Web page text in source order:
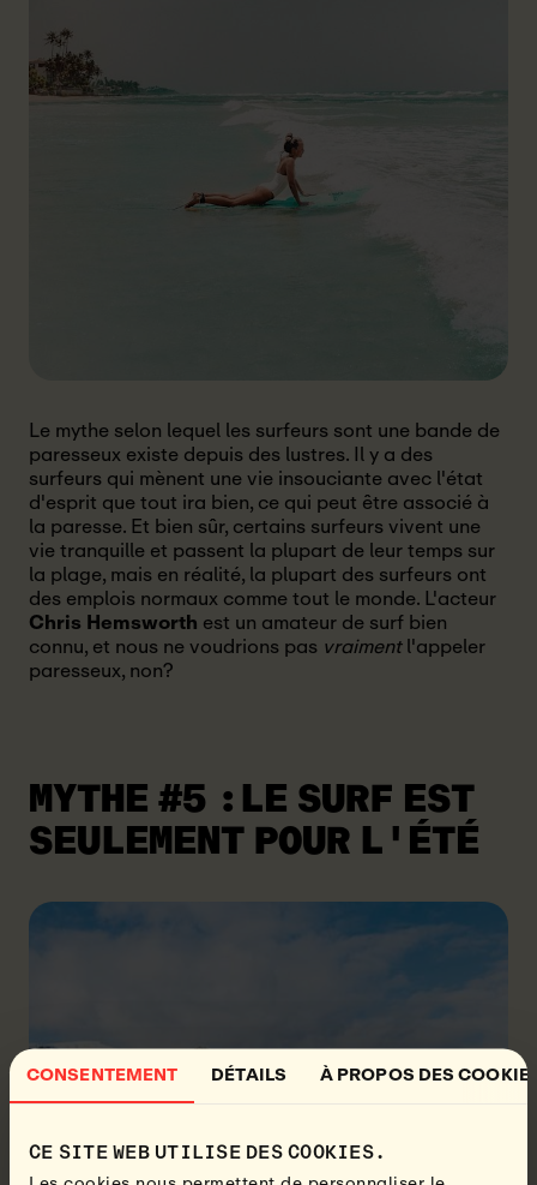
CONSENTEMENT DÉTAILS À PROPOS DES
CE SITE WEB UTILISE DES COOKIES.
Le mythe selon lequel les surfeurs sont une bande de
paresseux existe depuis des lustres. Il y a des
surfeurs qui mènent une vie insouciante avec l'état
d'esprit que tout ira bien, ce qui peut être associé à
la paresse. Et bien sûr, certains surfeurs vivent une
vie tranquille et passent la plupart de leur temps sur
la plage, mais en réalité, la plupart des surfeurs ont
des emplois normaux comme tout le monde. L'acteur
Chris Hemsworth est un amateur de surf bien
connu, et nous ne voudrions pas vraimentl'appeler
paresseux, non?
MYTHE #5 :LE SURF EST
SEULEMENT POUR L'ÉTÉ